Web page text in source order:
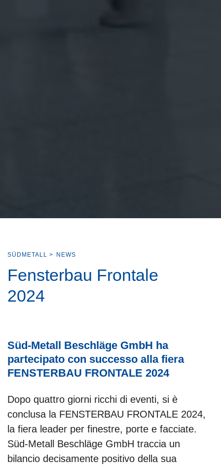
SÜDMETALL > NEWS
Fensterbau Frontale
2024
Süd-Metall Beschläge GmbH ha
partecipato con successo alla fiera
FENSTERBAU FRONTALE 2024
Dopo quattro giorni ricchi di eventi, si è
conclusa la FENSTERBAU FRONTALE 2024,
la fiera leader per finestre, porte e facciate.
Süd-Metall Beschläge GmbH traccia un
bilancio decisamente positivo della sua